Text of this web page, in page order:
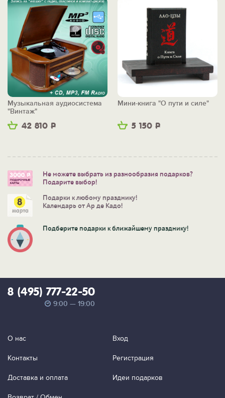
42 810 Р
Музыкальная аудиосистема
"Винтаж"
5 150 Р
Мини-книга "О пути и силе"
Не можете выбрать из разнообразия подарков?
Подарите выбор!
Подарки к любому празднику!
Календарь от Ар де Кадо!
Подберите подарки к ближайшему празднику!
8 (495) 777-22-50
9:00 — 19:00
О нас
Контакты
Доставка и оплата
Вход
Регистрация
Идеи подарков